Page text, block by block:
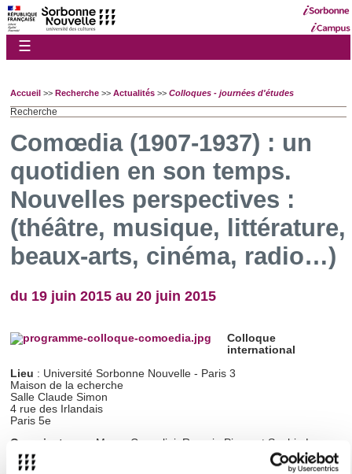
☰
Accueil >> Recherche >> Actualités >> Colloques - journées d'études
Recherche
Comœdia (1907-1937) : un
quotidien en son temps.
Nouvelles perspectives :
(théâtre, musique, littérature,
beaux-arts, cinéma, radio…)
du 19 juin 2015 au 20 juin 2015
Colloque
international
Lieu : Université Sorbonne Nouvelle - Paris 3
Maison de la echerche
Salle Claude Simon
4 rue des Irlandais
Paris 5e
Organisateurs
: Marco Consolini, Romain Piana et Sophie Luc
EA 3959 - Institut de Recherche en Etudes Théâtrales (IRET)